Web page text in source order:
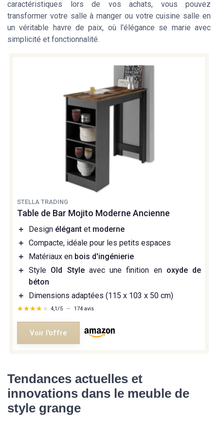
caractéristiques lors de vos achats, vous pouvez
transformer votre salle à manger ou votre cuisine salle en
un véritable havre de paix, où l'élégance se marie avec
simplicité et fonctionnalité.
STELLA TRADING
Table de Bar Mojito Moderne Ancienne
＋ Design élégant et moderne
＋ Compacte, idéale pour les petits espaces
＋
Matériaux en bois d'ingénierie
＋ Style Old Styleavec une finition en oxyde de
béton
＋
Dimensions adaptées (115 x 103 x 50 cm)
★★★★★
★★★★★ 4,1/5 — 174 avis
Voir l'offre
Tendances actuelles et
innovations dans le meuble de
style grange